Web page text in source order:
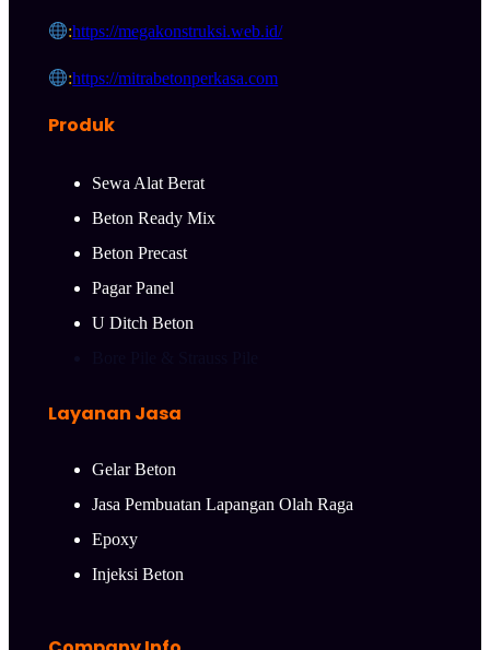
:https://megakonstruksi.web.id/
:https://mitrabetonperkasa.com
Produk
Sewa Alat Berat
Beton Ready Mix
Beton Precast
Pagar Panel
U Ditch Beton
Layanan Jasa
Gelar Beton
Jasa Pembuatan Lapangan Olah Raga
Epoxy
Injeksi Beton